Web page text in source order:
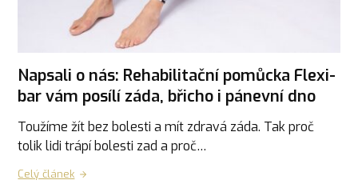
Napsali o nás: Rehabilitační pomůcka Flexi-
bar vám posílí záda, břicho i pánevní dno
Toužíme žít bez bolesti a mít zdravá záda. Tak proč
tolik lidi trápí bolesti zad a proč…
Celý článek